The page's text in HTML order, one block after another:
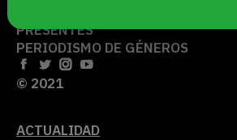
PRESENTES
PERIODISMO DE GÉNEROS
© 2021
ACTUALIDAD